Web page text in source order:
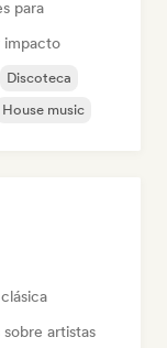
para
impacto
Discoteca
House music
artistas